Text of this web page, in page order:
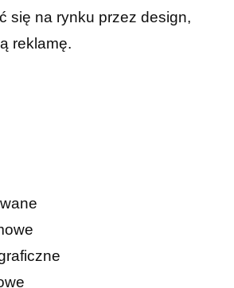
się na rynku przez design,
reklamę.